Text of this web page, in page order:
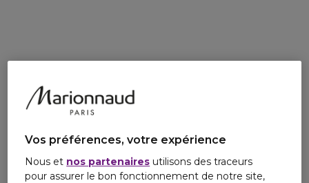
d'élasticité. Ce soin sans rinçage offre à la fois une action
conditionnante en profondeur et une protection contre la
chaleur. Grâce à son complexe exclusif Baolyzed Amino
algues rouges, il renforce la fibre capillaire et limite la casse.
Ses propriétés illuminatrices apportent éclat et luminosité
visibles.
Vos préférences, votre expérience
Nous et nos partenaires utilisons des traceurs
pour assurer le bon fonctionnement de notre site,